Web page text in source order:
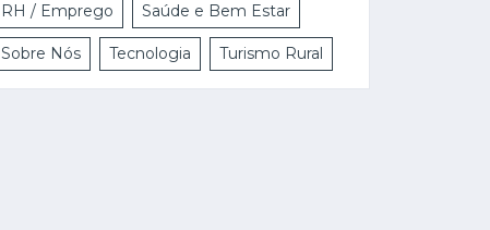
RH / Emprego Saúde e Bem Estar
Sobre Nós Tecnologia Turismo Rural